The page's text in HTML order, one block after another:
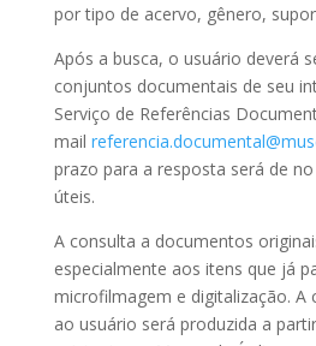
por tipo de acervo, gênero,
Após a busca, o usuário deverá
conjuntos documentais de seu
Serviço de Referências
mail
prazo para a resposta será de
úteis.
A consulta a documentos
especialmente aos itens que já
microfilmagem e digitalização. A
ao usuário será produzida a